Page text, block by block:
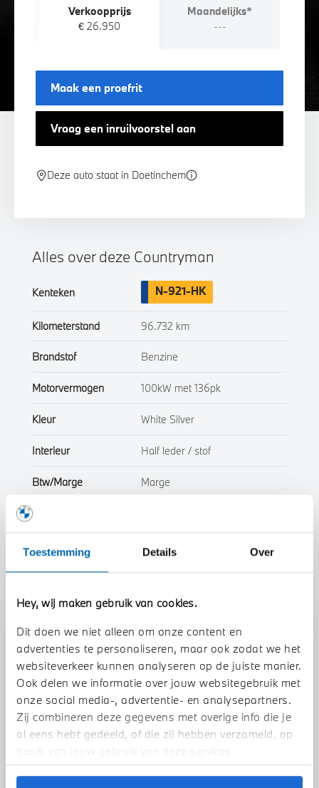
Toestemming Details Over
Hey, wij maken gebruik van cookies.
Dit doen we niet alleen om onze content en
advertenties te personaliseren, maar ook zodat we het
websiteverkeer kunnen analyseren op de juiste manier.
Ook delen we informatie over jouw websitegebruik met
onze social media-, advertentie- en analysepartners.
Zij combineren deze gegevens met overige info die je
al eens hebt gedeeld, of die zij hebben verzameld, op
basis van jouw gebruik van deze services.
Verkoopprijs
€ 26.950
Maandelijks*
---
Maak een proefrit
Vraag een inruilvoorstel aan
Deze auto staat in Doetinchem
Uw auto inruilen?
Alles over deze Countryman
Kenteken N-921-HK
Kilometerstand 96.732 km
Brandstof Benzine
Motorvermogen 100kW met 136pk
Kleur White Silver
Interieur Half leder / stof
Btw/Marge Marge
Toon alle eigenschappen